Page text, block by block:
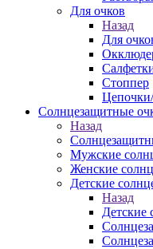
Для очков
Назад
Для
Стоппер
Солнцезащитные
Назад
Мужские
Женские
Детские
Назад
Детские